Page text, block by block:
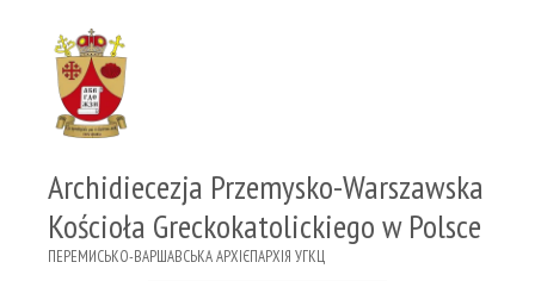
Archidiecezja Przemysko-Warszawska
Kościoła Greckokatolickiego w Polsce
ПЕРЕМИСЬКО-ВАРШАВСЬКА АРХІЄПАРХІЯ УГКЦ